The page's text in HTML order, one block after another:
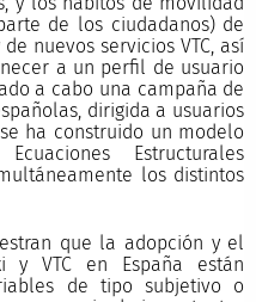
de los ciudadanos) de
nuevos servicios VTC, así
a un perfil de usuario
a cabo una campaña de
dirigida a usuarios
ha construido un modelo
Estructurales
los distintos
que la adopción y el
VTC en España están
de tipo subjetivo o